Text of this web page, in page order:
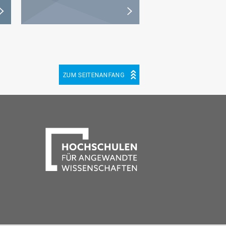
ZUM SEITENANFANG